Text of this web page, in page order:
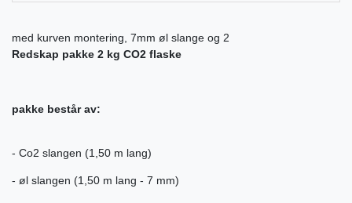
med kurven montering, 7mm øl slange og 2
Redskap pakke 2 kg CO2 flaske
pakke består av:
- Co2 slangen (1,50 m lang)
- øl slangen (1,50 m lang - 7 mm)